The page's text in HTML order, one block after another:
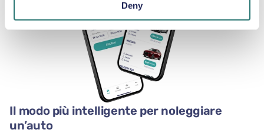
Deny
Il modo più intelligente per noleggiare
un’auto